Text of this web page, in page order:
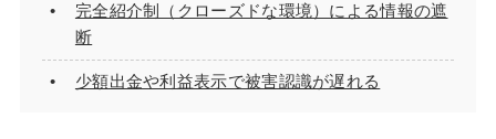
完全紹介制（クローズドな環境）による情報の遮
断
少額出金や利益表示で被害認識が遅れる